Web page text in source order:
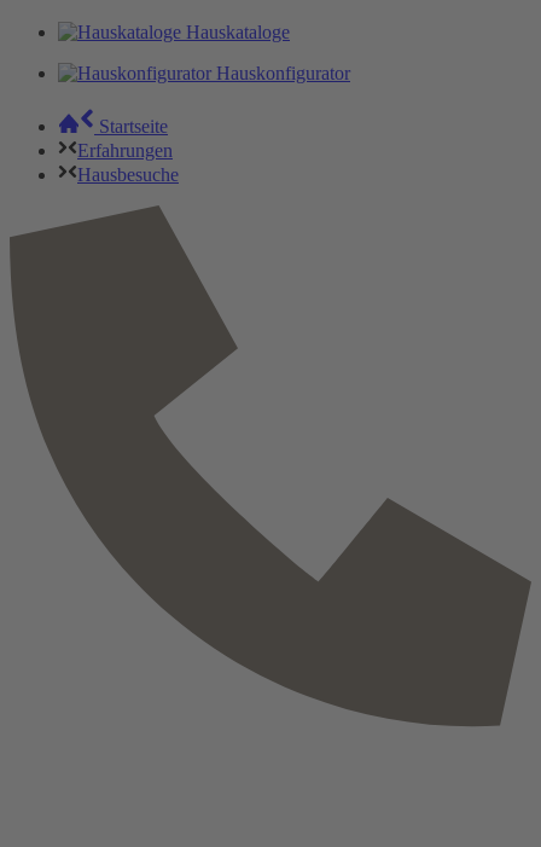
Hauskataloge
Hauskonfigurator
Startseite
Erfahrungen
Hausbesuche